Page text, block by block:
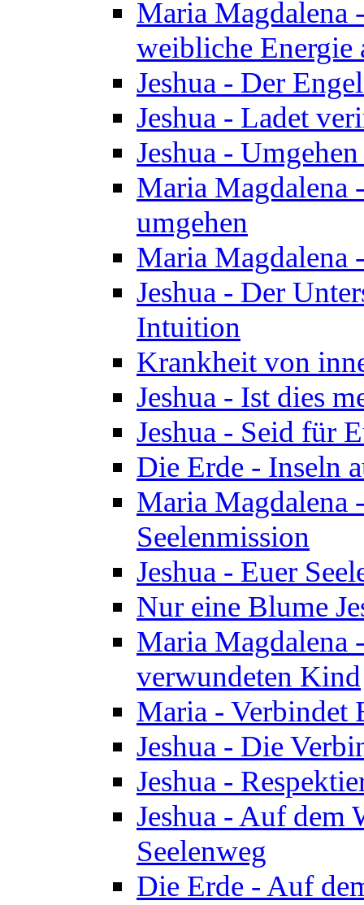
Maria Magdalena
weibliche Energie
Jeshua - Der
Jeshua - Ladet
Jeshua -
Maria Magdalena
umgehen
Maria Magdalena
Jeshua - Der
Intuition
Krankheit von
Jeshua - Ist dies
Jeshua - Seid für
Die Erde - Inseln
Maria Magdalena
Seelenmission
Jeshua - Euer
Nur eine Blume
Maria Magdalena
verwundeten Kind
Maria - Verbindet
Jeshua - Die
Jeshua -
Jeshua - Auf dem
Seelenweg
Die Erde - Auf